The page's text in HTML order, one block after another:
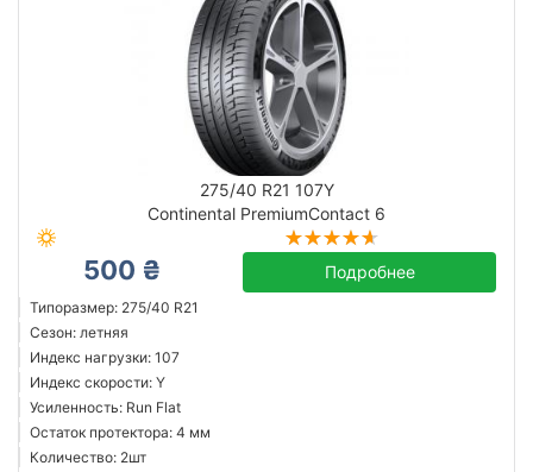
275/40 R21 107Y
Continental PremiumContact 6
500 ₴ Подробнее
Типоразмер: 275/40 R21
Сезон: летняя
Индекс нагрузки: 107
Индекс скорости: Y
Усиленность: Run Flat
Остаток протектора: 4 мм
Количество: 2шт